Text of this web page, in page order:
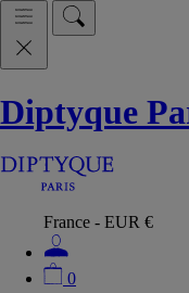
Diptyque
France - EUR €
0